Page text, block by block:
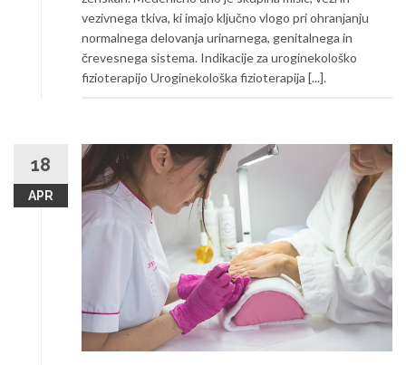
vezivnega tkiva, ki imajo ključno vlogo pri ohranjanju
normalnega delovanja urinarnega, genitalnega in
črevesnega sistema. Indikacije za uroginekološko
fizioterapijo Uroginekološka fizioterapija [...].
18
APR